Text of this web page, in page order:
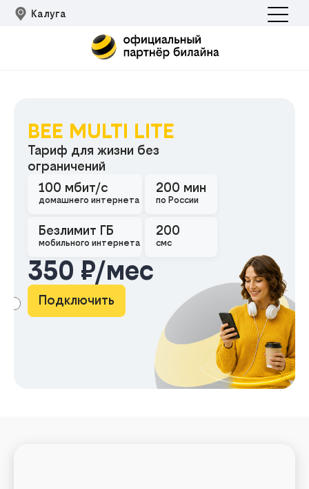
Калуга
BEE MULTI LITE
Тариф для жизни без
ограничений
100 мбит/с
домашнего интернета
Безлимит ГБ
мобильного интернета
200 мин
по России
200
смс
350 ₽/мес
Подключить